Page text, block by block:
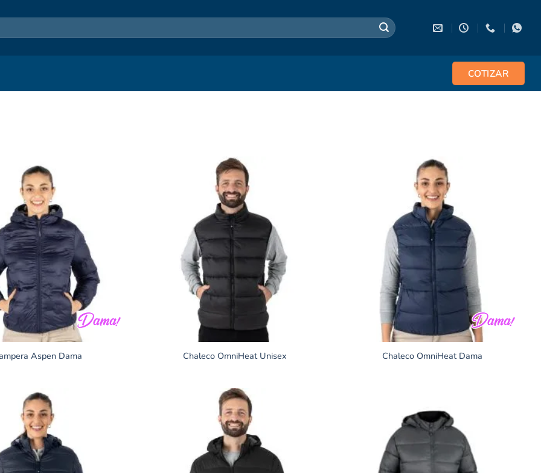
COTIZAR
Aspen Dama Chaleco OmniHeat Unisex Chaleco OmniHeat Dama